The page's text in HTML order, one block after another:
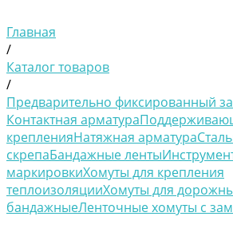
Главная
/
Каталог товаров
/
Предварительно фиксированный
Контактная арматура
крепленияНатяжная арматура
скрепаБандажные ленты
маркировкиХомуты для крепления
теплоизоляцииХомуты для
бандажныеЛенточные хомуты с